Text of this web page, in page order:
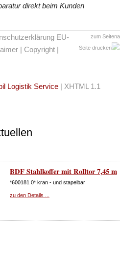
direkt beim Kunden
zum
Seite drucken
EU-
| Copyright |
Logistik Service | XHTML 1.1
BDF Stahlkoffer mit Rolltor 7,45 m
*600181 0* kran - und stapelbar
zu den Details ...